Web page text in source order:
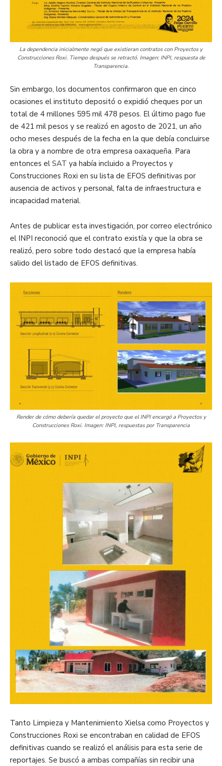
La dependencia inicialmente negó que existieran contratos con Proyectos y
Construcciones Roxi. Tiempo después se retractó. Imagen: INPI, respuesta de
Transparencia.
Sin embargo, los documentos confirmaron que en cinco
ocasiones el instituto depositó o expidió cheques por un
total de 4 millones 595 mil 478 pesos. El último pago fue
de 421 mil pesos y se realizó en agosto de 2021, un año
ocho meses después de la fecha en la que debía concluirse
la obra y a nombre de otra empresa oaxaqueña. Para
entonces el SAT ya había incluido a Proyectos y
Construcciones Roxi en su lista de EFOS definitivas por
ausencia de activos y personal, falta de infraestructura e
incapacidad material.
Antes de publicar esta investigación, por correo electrónico
el INPI reconoció que el contrato existía y que la obra se
realizó, pero sobre todo destacó que la empresa había
salido del listado de EFOS definitivas.
Render de cómo debería quedar el proyecto que el INPI encargó a Proyectos y
Construcciones Roxi. Imagen: INPI, respuestas por Transparencia
Tanto Limpieza y Mantenimiento Xielsa como Proyectos y
Construcciones Roxi se encontraban en calidad de EFOS
definitivas cuando se realizó el análisis para esta serie de
reportajes. Se buscó a ambas compañías sin recibir una